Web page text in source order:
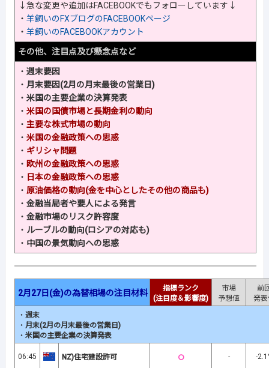
↓急な変更や追加はFACEBOOKでもフォローしています↓
・ 羊飼いのFXブログのFACEBOOKページ
・ 羊飼いのFACEBOOKアカウント
その他、注目点及び懸念点など
・ 週末要因
・ 月末要因(2月の月末最後の営業日)
・ 米国の主要企業の決算発表
・ 米国の国債市場と長期金利の動向
・ 主要な株式市場の動向
・ 米国の金融政策への思惑
・ ギリシャ問題
・ 欧州の金融政策への思惑
・ 日本の金融政策への思惑
・ 原油価格の動向(金を中心としたその他の商品も)
・ 金融当局者や要人による発言
・ 金融市場のリスク許容度
・ ルーブルの動向(ロシアの対応も)
・ 中国の景気動向への思惑
2月27日(金)の為替相場の注目材料
指標ランク
(注目度＆影響度)
市場
予想値
前
発
・ 週末
・ 月末(2月の月末最後の営業日)
・ 米国の主要企業の決算発表
06:45 NZ)住宅建設許可 ○ - -